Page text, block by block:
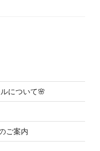
について🌸
ご案内